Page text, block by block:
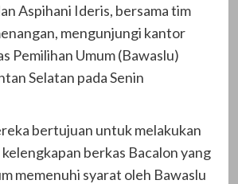
Aspihani Ideris, bersama tim
mengunjungi kantor
Pemilihan Umum (Bawaslu)
Selatan pada Senin
bertujuan untuk melakukan
berkas Bacalon yang
memenuhi syarat oleh Bawaslu